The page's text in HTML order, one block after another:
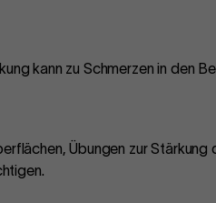
kann zu Schmerzen in den
Übungen zur Stärkung